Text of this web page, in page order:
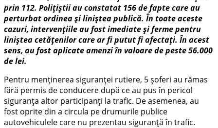
prin 112. Polițiștii au constatat 156 de fapte care au
perturbat ordinea și liniștea publică. În toate aceste
cazuri, intervențiile au fost imediate și ferme pentru
liniștea cetățenilor care ar fi putut fi afectați. În acest
sens, au fost aplicate amenzi în valoare de peste 56.000
de lei.
Pentru menținerea siguranței rutiere, 5 șoferi au rămas
fără permis de conducere după ce au pus în pericol
siguranța altor participanți la trafic. De asemenea, au
fost oprite din a circula pe drumurile publice
autovehiculele care nu prezentau siguranță în trafic.